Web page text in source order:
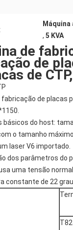
, 5 KVA
de
de
de CTP,
fabricação de placas
básicos do host:
o tamanho
laser V6 importado.
dos parâmetros do
uma tensão
constante de 22